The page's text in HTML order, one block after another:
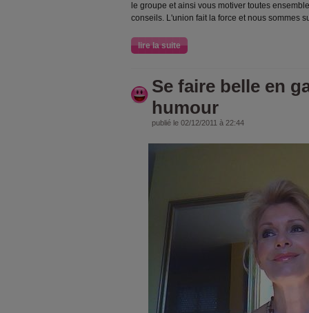
le groupe et ainsi vous motiver toutes
conseils. L'union fait la force et nous sommes
lire la suite
Se faire belle en
humour
publié le 02/12/2011 à 22:44